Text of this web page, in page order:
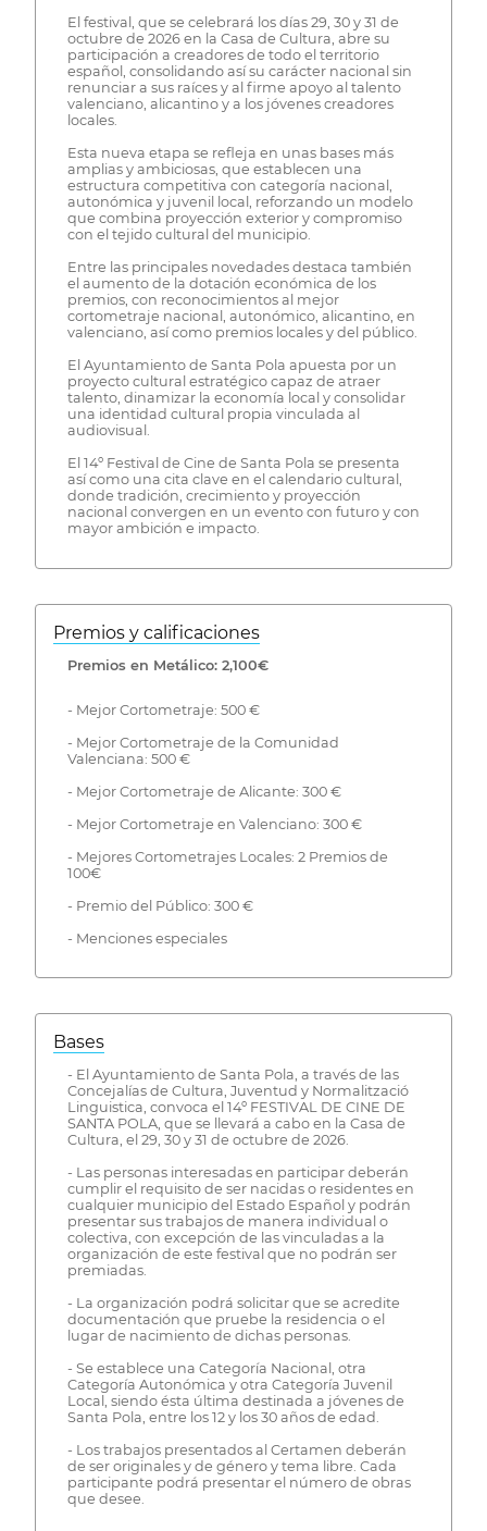
El festival, que se celebrará los días 29, 30 y 31 de
octubre de 2026 en la Casa de Cultura, abre su
participación a creadores de todo el territorio
español, consolidando así su carácter nacional sin
renunciar a sus raíces y al firme apoyo al talento
valenciano, alicantino y a los jóvenes creadores
locales.
Esta nueva etapa se refleja en unas bases más
amplias y ambiciosas, que establecen una
estructura competitiva con categoría nacional,
autonómica y juvenil local, reforzando un modelo
que combina proyección exterior y compromiso
con el tejido cultural del municipio.
Entre las principales novedades destaca también
el aumento de la dotación económica de los
premios, con reconocimientos al mejor
cortometraje nacional, autonómico, alicantino, en
valenciano, así como premios locales y del público.
El Ayuntamiento de Santa Pola apuesta por un
proyecto cultural estratégico capaz de atraer
talento, dinamizar la economía local y consolidar
una identidad cultural propia vinculada al
audiovisual.
El 14º Festival de Cine de Santa Pola se presenta
así como una cita clave en el calendario cultural,
donde tradición, crecimiento y proyección
nacional convergen en un evento con futuro y con
mayor ambición e impacto.
Premios y calificaciones
Premios en Metálico: 2,100€
- Mejor Cortometraje: 500 €
- Mejor Cortometraje de la Comunidad
Valenciana: 500 €
- Mejor Cortometraje de Alicante: 300 €
- Mejor Cortometraje en Valenciano: 300 €
- Mejores Cortometrajes Locales: 2 Premios de
100€
- Premio del Público: 300 €
- Menciones especiales
Bases
- El Ayuntamiento de Santa Pola, a través de las
Concejalías de Cultura, Juventud y Normalització
Linguistica, convoca el 14º FESTIVAL DE CINE DE
SANTA POLA, que se llevará a cabo en la Casa de
Cultura, el 29, 30 y 31 de octubre de 2026.
- Las personas interesadas en participar deberán
cumplir el requisito de ser nacidas o residentes en
cualquier municipio del Estado Español y podrán
presentar sus trabajos de manera individual o
colectiva, con excepción de las vinculadas a la
organización de este festival que no podrán ser
premiadas.
- La organización podrá solicitar que se acredite
documentación que pruebe la residencia o el
lugar de nacimiento de dichas personas.
- Se establece una Categoría Nacional, otra
Categoría Autonómica y otra Categoría Juvenil
Local, siendo ésta última destinada a jóvenes de
Santa Pola, entre los 12 y los 30 años de edad.
- Los trabajos presentados al Certamen deberán
de ser originales y de género y tema libre. Cada
participante podrá presentar el número de obras
que desee.